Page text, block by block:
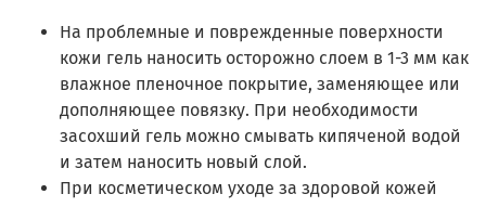
На проблемные и поврежденные поверхности
кожи гель наносить осторожно слоем в 1-3 мм как
влажное пленочное покрытие, заменяющее или
дополняющее повязку. При необходимости
засохший гель можно смывать кипяченой водой
и затем наносить новый слой.
При косметическом уходе за здоровой кожей